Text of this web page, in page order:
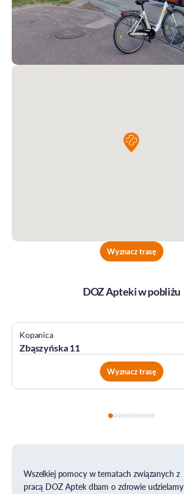
Wyznacz trasę
DOZ Apteki w pobliżu
Kopanica
Zbąszyńska 11
Wyznacz trasę
Wszelkiej pomocy w tematach związanych z
pracą DOZ Aptek dbam o zdrowie udzielamy